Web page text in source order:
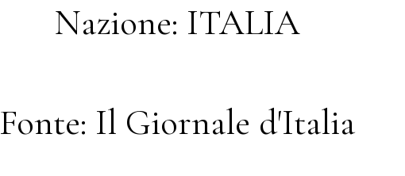
Nazione: ITALIA
Fonte: Il Giornale d'Italia